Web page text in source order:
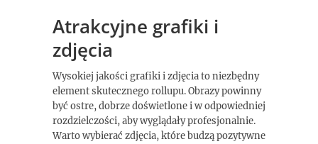
Atrakcyjne grafiki i
zdjęcia
Wysokiej jakości grafiki i zdjęcia to niezbędny
element skutecznego rollupu. Obrazy powinny
być ostre, dobrze doświetlone i w odpowiedniej
rozdzielczości, aby wyglądały profesjonalnie.
Warto wybierać zdjęcia, które budzą pozytywne